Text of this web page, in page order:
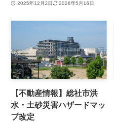
2025年12月2日 2026年5月16日
【不動産情報】総社市洪
水・土砂災害ハザードマッ
プ改定